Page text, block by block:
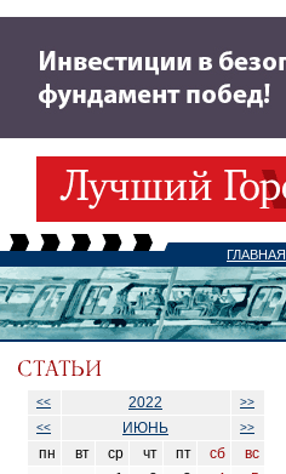
ГЛАВНАЯ
<< 2022
>>
<<
ИЮНЬ >>
пн вт ср чт пт сб
вс